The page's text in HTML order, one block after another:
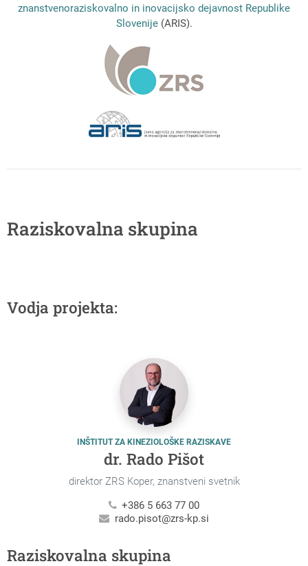
znanstvenoraziskovalno in inovacijsko dejavnost Republike
Slovenije(ARIS).
Raziskovalna skupina
Vodja projekta:
INŠTITUT ZA KINEZIOLOŠKE RAZISKAVE
dr. Rado Pišot
direktor ZRS Koper, znanstveni svetnik
+386 5 663 77 00
rado.pisot@zrs-kp.si
Raziskovalna skupina